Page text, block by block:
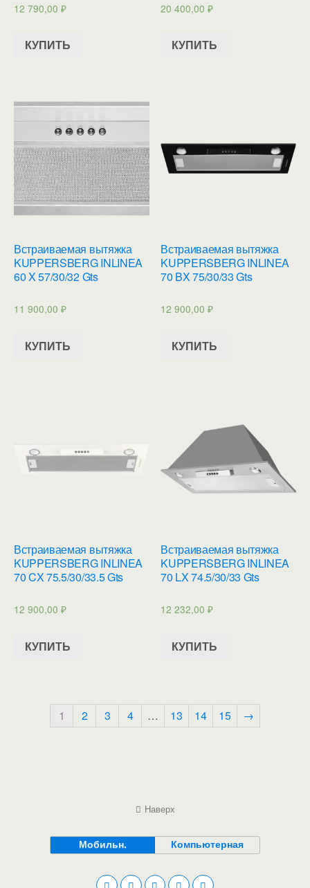
12 790,00 ₽
КУПИТЬ
20 400,00₽
КУПИТЬ
Встраиваемая вытяжка
KUPPERSBERG INLINEA
60 X 57/30/32 Gts
11 900,00 ₽
КУПИТЬ
Встраиваемая вытяжка
KUPPERSBERG INLINEA
70 BX 75/30/33 Gts
12 900,00₽
КУПИТЬ
Встраиваемая вытяжка
KUPPERSBERG INLINEA
70 CX 75.5/30/33.5 Gts
12 900,00 ₽
КУПИТЬ
Встраиваемая вытяжка
KUPPERSBERG INLINEA
70 LX 74.5/30/33 Gts
12 232,00₽
КУПИТЬ
1 2 3 4 … 13 14 15 →
Наверх
Мобильн. Компьютерная